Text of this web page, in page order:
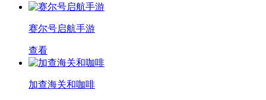
赛尔号启航手游
查看
加查海关和咖啡